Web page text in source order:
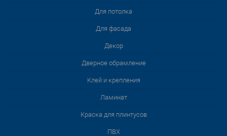
Для потолка
Для фасада
Декор
Дверное обрамление
Клей и крепления
Ламинат
Краска для плинтусов
ПВХ